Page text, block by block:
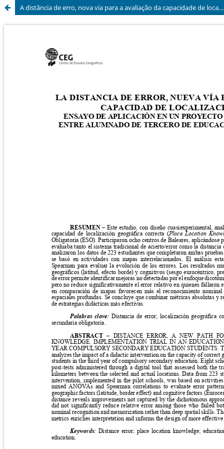
A distância de erro, nova via para a avaliação da capacidade de localização de enclaves: